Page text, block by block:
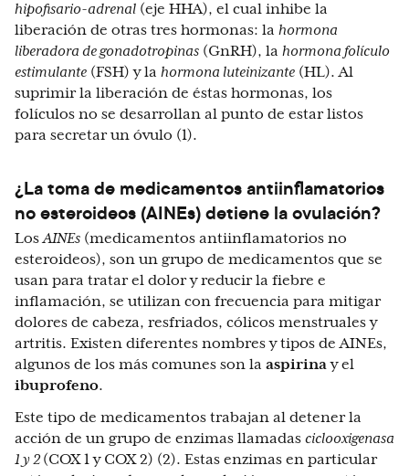
hipofisario-adrenal (eje HHA), el cual inhibe la
liberación de otras tres hormonas: la hormona
liberadora de gonadotropinas (GnRH), la hormona folículo
estimulante (FSH) y la hormona luteinizante (HL). Al
suprimir la liberación de éstas hormonas, los
folículos no se desarrollan al punto de estar listos
para secretar un óvulo (1).
¿La toma de medicamentos antiinflamatorios
no esteroideos (AINEs) detiene la ovulación?
LosAINEs (medicamentos antiinflamatorios no
esteroideos), son un grupo de medicamentos que se
usan para tratar el dolor y reducir la fiebre e
inflamación, se utilizan con frecuencia para mitigar
dolores de cabeza, resfriados, cólicos menstruales y
artritis. Existen diferentes nombres y tipos de AINEs,
algunos de los más comunes son la aspirinay el
ibuprofeno.
Este tipo de medicamentos trabajan al detener la
acción de un grupo de enzimas llamadas ciclooxigenasa
1 y 2(COX 1 y COX 2) (2). Estas enzimas en particular